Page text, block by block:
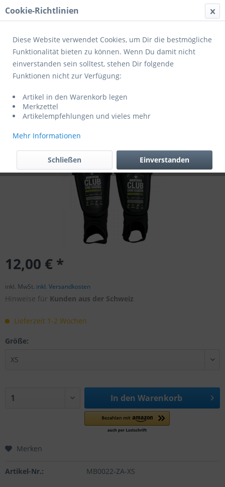
Menü
Übersicht Zusatzaustattung
schwarz/grün (exklusiv für Mitglieder
des SV Masburg)
12,00 € *
inkl. MwSt. inkl. Versandkosten
Hinweise für Kunden aus der Schweiz
Lieferzeit 1-2 Wochen
Größe:
In den Warenkorb
Merken
Artikel-Nr.: MB0022-ZA-XS
Cookie-Richtlinien
Diese Website verwendet Cookies, um Dir die bestmögliche
Funktionalität bieten zu können. Wenn Du damit nicht
einverstanden sein solltest, stehen Dir folgende
Funktionen nicht zur Verfügung:
Artikel in den Warenkorb legen
Merkzettel
Artikelempfehlungen und vieles mehr
Mehr Informationen
Einverstanden
Schließen